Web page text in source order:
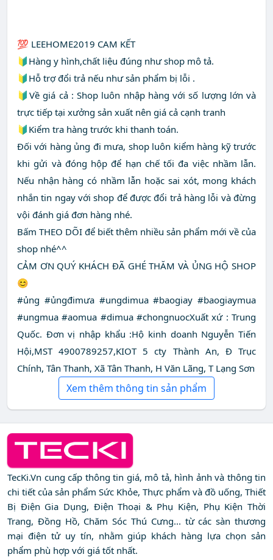
💯 LEEHOME2019 CAM KẾT
🔰Hàng y hình,chất liệu đúng như shop mô tả.
🔰Hỗ trợ đổi trả nếu như sản phẩm bị lỗi .
🔰Về giá cả : Shop luôn nhập hàng với số lượng lớn và
trực tiếp tại xưởng sản xuất nên giá cả cạnh tranh
🔰Kiểm tra hàng trước khi thanh toán.
Đối với hàng ủng đi mưa, shop luôn kiểm hàng kỹ trước
khi gửi và đóng hộp để hạn chế tối đa việc nhầm lẫn.
Nếu nhận hàng có nhầm lẫn hoặc sai xót, mong khách
nhắn tin ngay với shop để được đổi trả hàng lỗi và đừng
vội đánh giá đơn hàng nhé.
Bấm THEO DÕI để biết thêm nhiều sản phẩm mới về của
shop nhé^^
CẢM ƠN QUÝ KHÁCH ĐÃ GHÉ THĂM VÀ ỦNG HỘ SHOP
😊
#ủng #ủngđimưa #ungdimua #baogiay #baogiaymua
#ungmua #aomua #dimua #chongnuocXuất xứ : Trung
Quốc. Đơn vị nhập khẩu :Hộ kinh doanh Nguyễn Tiến
Hội,MST 4900789257,KIOT 5 cty Thành An, Đ Trục
Chính, Tân Thanh, Xã Tân Thanh, H Văn Lãng, T Lạng Sơn
Xem thêm thông tin sản phẩm
TecKi.Vn cung cấp thông tin giá, mô tả, hình ảnh và thông tin
chi tiết của sản phẩm Sức Khỏe, Thực phẩm và đồ uống, Thiết
Bị Điện Gia Dụng, Điện Thoại & Phụ Kiện, Phụ Kiện Thời
Trang, Đồng Hồ, Chăm Sóc Thú Cưng... từ các sàn thương
mại điện tử uy tín, nhằm giúp khách hàng lựa chọn sản
phẩm phù hợp với giá tốt nhất.